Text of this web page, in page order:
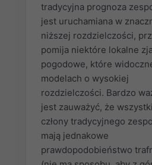
tradycyjna prognoza
jest uruchamiana w
niższej rozdzielczości,
pomija niektóre lokalne
pogodowe, które
modelach o wysokiej
rozdzielczości. Bardzo
jest zauważyć, że
człony tradycyjnego
mają jednakowe
prawdopodobieństwo